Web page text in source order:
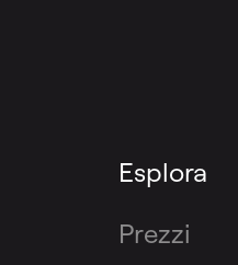
Esplora
Prezzi